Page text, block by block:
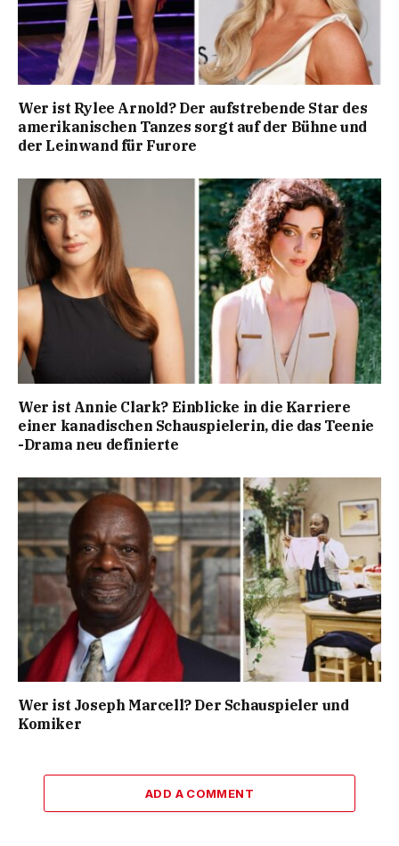
Wer ist Rylee Arnold? Der aufstrebende Star des
amerikanischen Tanzes sorgt auf der Bühne und
der Leinwand für Furore
Wer ist Annie Clark? Einblicke in die Karriere
einer kanadischen Schauspielerin, die das Teenie
-Drama neu definierte
Wer ist Joseph Marcell? Der Schauspieler und
Komiker
ADD A COMMENT